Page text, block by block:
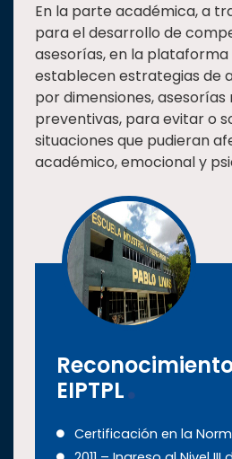
En la parte académica, a
para el desarrollo de
asesorías, en la plataforma
establecen estrategias de
por dimensiones,
preventivas, para evitar o
situaciones que pudieran
académico, emocional y
EIPTPL
Certificación en la